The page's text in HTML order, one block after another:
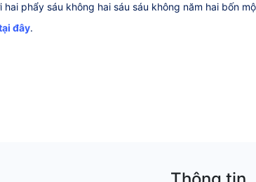
phẩy sáu không hai sáu sáu không năm hai bốn
đây.